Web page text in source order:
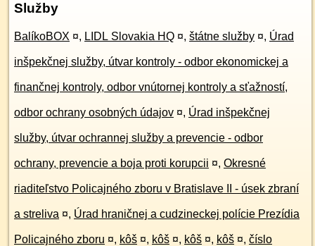
Služby
BalíkoBOX ¤, LIDL Slovakia HQ ¤, štátne služby ¤, Úrad
inšpekčnej služby, útvar kontroly - odbor ekonomickej a
finančnej kontroly, odbor vnútornej kontroly a sťažností,
odbor ochrany osobných údajov ¤, Úrad inšpekčnej
služby, útvar ochrannej služby a prevencie - odbor
ochrany, prevencie a boja proti korupcii ¤, Okresné
riaditeľstvo Policajného zboru v Bratislave II - úsek zbraní
a streliva ¤, Úrad hraničnej a cudzineckej polície Prezídia
Policajného zboru ¤, kôš ¤, kôš ¤, kôš ¤, kôš ¤, číslo